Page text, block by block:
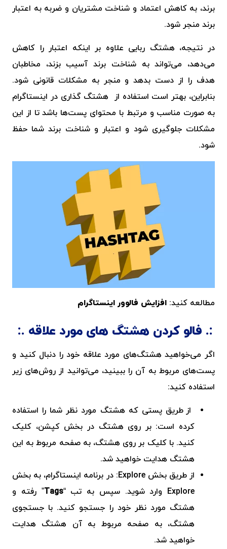
برند، به کاهش اعتماد و شناخت مشتریان و ضربه به اعتبار
برند منجر شود.
در نتیجه، هشتگ ربایی علاوه بر اینکه اعتبار را کاهش
می‌دهد، می‌تواند به شناخت برند آسیب بزند، مخاطبان
هدف را از دست بدهد و منجر به مشکلات قانونی شود.
بنابراین، بهتر است استفاده از هشتگ گذاری در اینستاگرام
به صورت مناسب و مرتبط با محتوای پست‌ها باشد تا از این
مشکلات جلوگیری شود و اعتبار و شناخت برند شما حفظ
شود.
مطالعه کنید: افزایش فالوور اینستاگرام
فالو کردن هشتگ های مورد علاقه
اگر می‌خواهید هشتگ‌های مورد علاقه خود را دنبال کنید و
پست‌های مربوط به آن را ببینید، می‌توانید از روش‌های زیر
استفاده کنید:
از طریق پستی که هشتگ مورد نظر شما را استفاده
کرده است: بر روی هشتگ در بخش کپشن، کلیک
کنید. با کلیک بر روی هشتگ، به صفحه مربوط به این
هشتگ هدایت خواهید شد.
از طریق بخشExplore: در برنامه اینستاگرام، به بخش
Explore وارد شوید. سپس به تب “Tags” رفته و
هشتگ مورد نظر خود را جستجو کنید. با جستجوی
هشتگ، به صفحه مربوط به آن هشتگ هدایت
خواهید شد.